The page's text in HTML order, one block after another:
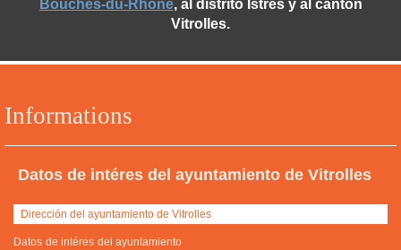
Informations
Datos de intéres del ayuntamiento de Vitrolles
Dirección del ayuntamiento de Vitrolles
Datos de intéres del ayuntamiento
Bouches-du-Rhône, al distrito Istres y al cantón
Vitrolles.